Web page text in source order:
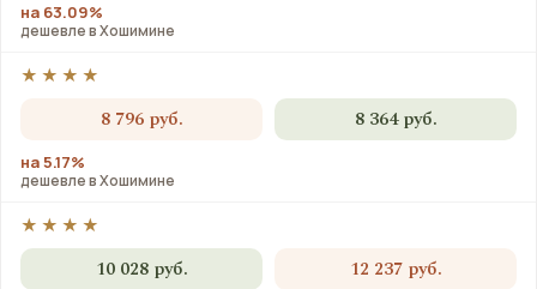
на 63.09%
дешевле в Хошимине
★★★★
8 796 руб. 8 364 руб.
на 5.17%
дешевле в Хошимине
★★★★
10 028 руб. 12 237 руб.